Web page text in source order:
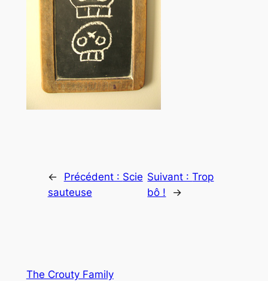
← Précédent : Scie
sauteuse
Suivant :Trop
bô !
→
The Crouty Family